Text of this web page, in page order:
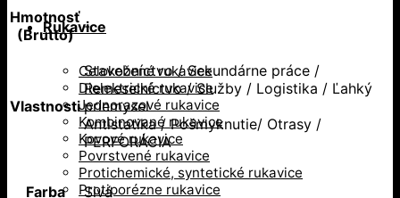
Rukavice
Celokožené rukavice
Dielektrické rukavice
Jednorazové rukavice
Kombinované rukavice
Kovové rukavice
Povrstvené rukavice
Protichemické, syntetické rukavice
Protiporézne rukavice
Hmotnosť
(Brutto) -
Vlastnosti
Stavebníctvo / Sekundárne práce /
Remeselníctvo / Služby / Logistika / Ľahký
priemysel
Antistatika / Pošmyknutie/ Otrasy /
PERFORÁCIA
Farba Sivá